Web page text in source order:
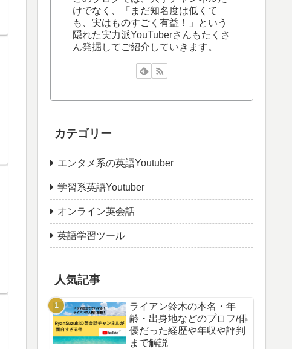
けでなく、「まだ知名度は低くて
も、実はものすごく有益！」という
隠れた実力派YouTuberさんもたくさ
ん発掘してご紹介していきます。
カテゴリー
エンタメ系の英語Youtuber
学習系英語Youtuber
オンライン英会話
英語学習ツール
人気記事
ライアン鈴木の本名・年
齢・出身地などのプロフ/俳
優だった経歴や年収や評判
まで解説